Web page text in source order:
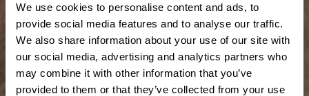
We use cookies to personalise content and ads, to
provide social media features and to analyse our traffic.
We also share information about your use of our site with
our social media, advertising and analytics partners who
may combine it with other information that you’ve
provided to them or that they’ve collected from your use